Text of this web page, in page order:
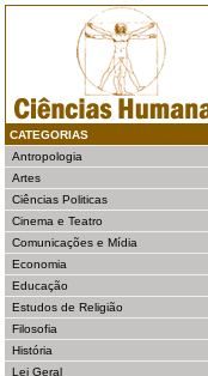
CATEGORIAS
Antropologia
Artes
Ciências Politicas
Cinema e Teatro
Comunicações e Mídia
Economia
Educação
Estudos de Religião
Filosofia
História
Lei Geral